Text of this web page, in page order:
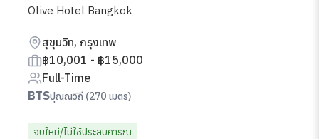
Olive Hotel Bangkok
สุขุมวิท, กรุงเทพ
฿10,001 - ฿15,000
Full-Time
BTSปุณณวิถี (270 เมตร)
จบใหม่/ไม่ใช้ประสบการณ์